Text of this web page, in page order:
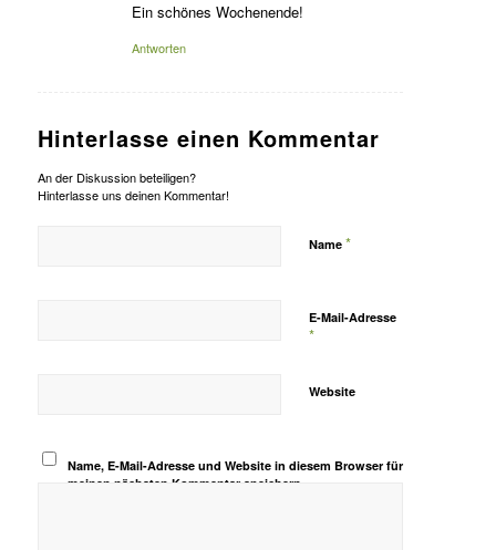
Ein schönes Wochenende!
Antworten
Hinterlasse einen Kommentar
An der Diskussion beteiligen?
Hinterlasse uns deinen Kommentar!
Name *
E-Mail-Adresse
*
Website
Name, E-Mail-Adresse und Website in diesem Browser für
meinen nächsten Kommentar speichern.